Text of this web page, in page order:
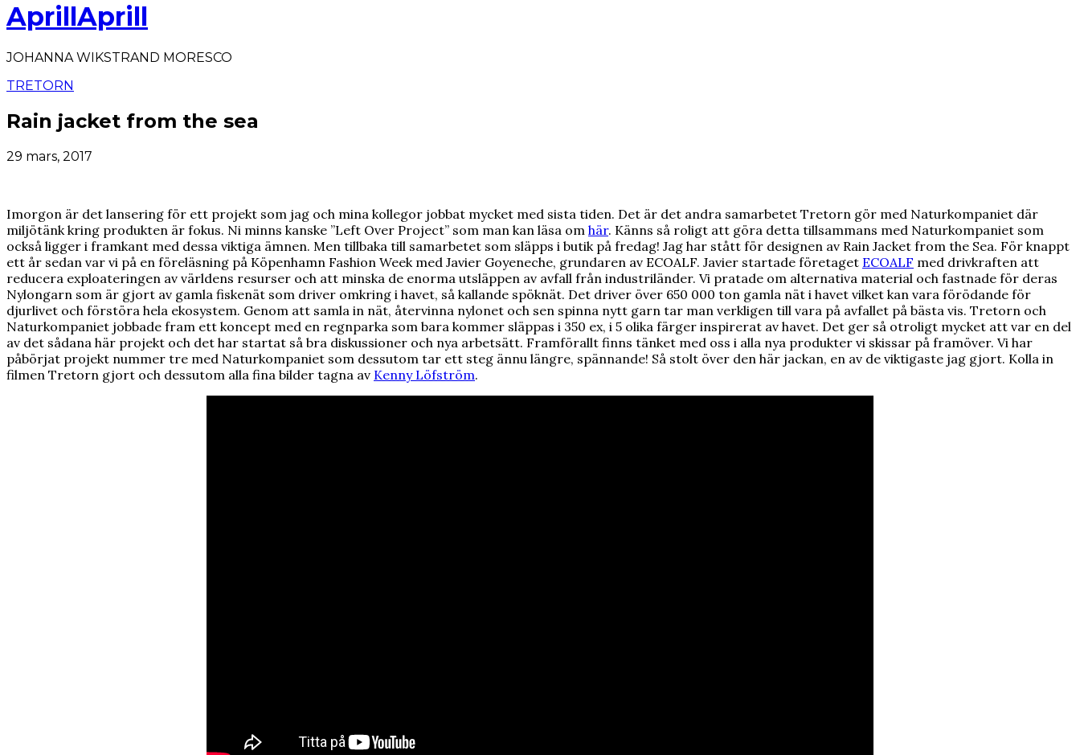
AprillAprill
JOHANNA WIKSTRAND MORESCO
TRETORN
Rain jacket from the sea
29 mars, 2017
Imorgon är det lansering för ett projekt som jag och mina kollegor jobbat mycket med sista tiden. Det är det andra samarbetet Tretorn gör med Naturkompaniet där
miljötänk kring produkten är fokus. Ni minns kanske ”Left Over Project” som man kan läsa om här. Känns så roligt att göra detta tillsammans med Naturkompaniet som
också ligger i framkant med dessa viktiga ämnen. Men tillbaka till samarbetet som släpps i butik på fredag! Jag har stått för designen av Rain Jacket from the Sea. För knappt
ett år sedan var vi på en föreläsning på Köpenhamn Fashion Week med Javier Goyeneche, grundaren av ECOALF. Javier startade företaget ECOALF med drivkraften att
reducera exploateringen av världens resurser och att minska de enorma utsläppen av avfall från industriländer. Vi pratade om alternativa material och fastnade för deras
Nylongarn som är gjort av gamla fiskenät som driver omkring i havet, så kallande spöknät. Det driver över 650 000 ton gamla nät i havet vilket kan vara förödande för
djurlivet och förstöra hela ekosystem. Genom att samla in nät, återvinna nylonet och sen spinna nytt garn tar man verkligen till vara på avfallet på bästa vis. Tretorn och
Naturkompaniet jobbade fram ett koncept med en regnparka som bara kommer släppas i 350 ex, i 5 olika färger inspirerat av havet. Det ger så otroligt mycket att var en del
av det sådana här projekt och det har startat så bra diskussioner och nya arbetsätt. Framförallt finns tänket med oss i alla nya produkter vi skissar på framöver. Vi har
påbörjat projekt nummer tre med Naturkompaniet som dessutom tar ett steg ännu längre, spännande! Så stolt över den här jackan, en av de viktigaste jag gjort. Kolla in
filmen Tretorn gjort och dessutom alla fina bilder tagna av Kenny Löfström.